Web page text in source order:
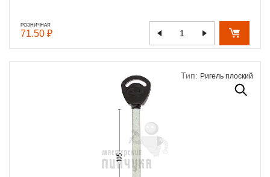
РОЗНИЧНАЯ
71.50 ₽
Тип: Ригель плоский